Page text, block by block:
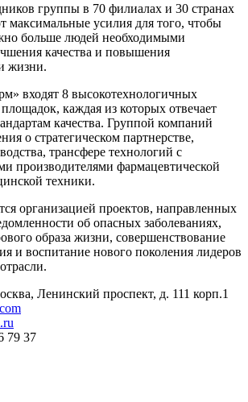
группы в 70 филиалах и 30 странах
максимальные усилия для того, чтобы
больше людей необходимыми
качества и повышения
жизни.
входят 8 высокотехнологичных
каждая из которых отвечает
качества. Группой компаний
о стратегическом партнерстве,
трансфере технологий с
производителями фармацевтической
техники.
организацией проектов, направленных
об опасных заболеваниях,
образа жизни, совершенствование
и воспитание нового поколения лидеров
Ленинский проспект, д. 111 корп.1
79 37